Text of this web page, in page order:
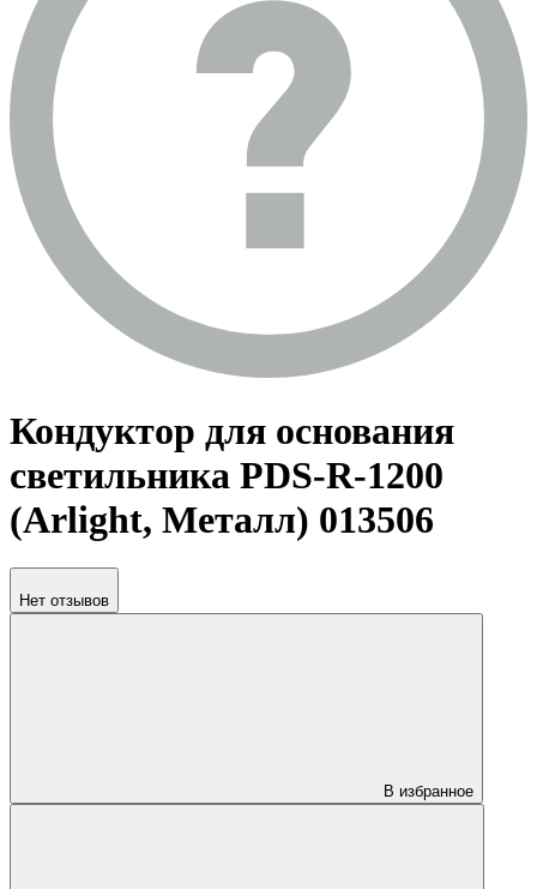
Кондуктор для основания
светильника PDS-R-1200
(Arlight, Металл) 013506
Нет отзывов
В избранное